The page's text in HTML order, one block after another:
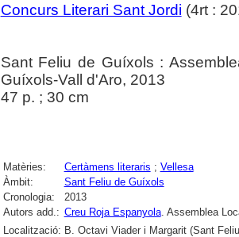
Concurs Literari Sant Jordi (4rt :
Sant Feliu de Guíxols :
Guíxols-Vall d'Aro, 2013
47 p. ; 30 cm
Matèries: Certàmens literaris ; Vellesa
Àmbit:
Sant Feliu de Guíxols
Cronologia:
2013
Autors add.: Creu Roja Espanyola. Assemblea
Localització: B. Octavi Viader i Margarit (Sant